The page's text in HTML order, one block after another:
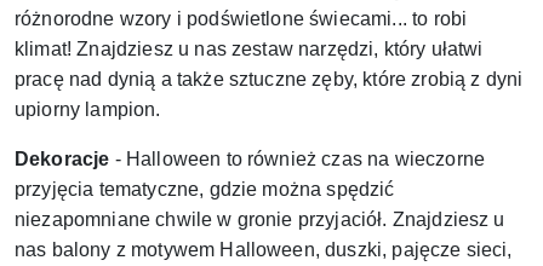
różnorodne wzory i podświetlone świecami... to robi
klimat! Znajdziesz u nas zestaw narzędzi, który ułatwi
pracę nad dynią a także sztuczne zęby, które zrobią z dyni
upiorny lampion.
Dekoracje - Halloween to również czas na wieczorne
przyjęcia tematyczne, gdzie można spędzić
niezapomniane chwile w gronie przyjaciół. Znajdziesz u
nas balony z motywem Halloween, duszki, pajęcze sieci,